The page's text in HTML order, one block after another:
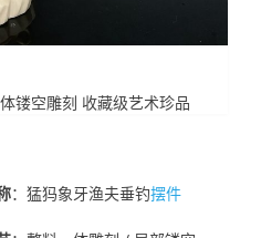
镂空雕刻 收藏级艺术珍品
：猛犸象牙渔夫垂钓摆件